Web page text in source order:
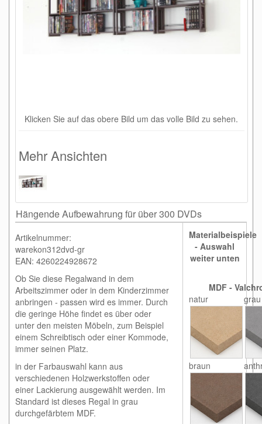
Klicken Sie auf das obere Bild um das volle Bild zu sehen.
Mehr Ansichten
Hängende Aufbewahrung für über 300 DVDs
Artikelnummer:
warekon312dvd-gr
EAN: 4260224928672
Ob Sie diese Regalwand in dem
Arbeitszimmer oder in dem Kinderzimmer
anbringen - passen wird es immer. Durch
die geringe Höhe findet es über oder
unter den meisten Möbeln, zum Beispiel
einem Schreibtisch oder einer Kommode,
immer seinen Platz.
in der Farbauswahl kann aus
verschiedenen Holzwerkstoffen oder
einer Lackierung ausgewählt werden. Im
Standard ist dieses Regal in grau
durchgefärbtem MDF.
Materialbeispiele
- Auswahl
weiter unten
MDF -
natur
grau
braun